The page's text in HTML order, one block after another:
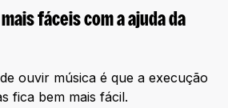
fáceis com a ajuda da
ouvir música é que a execução
fica bem mais fácil.